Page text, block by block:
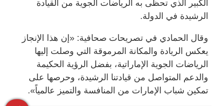
الكبير الذي تحظى به الرياضات الجوية من القيادة
الرشيدة في الدولة.
وقال الحمادي في تصريحات صحافية: «إن هذا الإنجاز
يعكس الريادة والمكانة المرموقة التي وصلت إليها
الرياضات الجوية الإماراتية، بفضل الرؤية الحكيمة
والدعم المتواصل من قيادتنا الرشيدة، وحرصها على
تمكين شباب الإمارات من المنافسة والتميز عالمياً».